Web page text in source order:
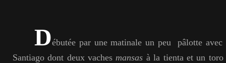
Débutée par une matinale un peu pâlotte
Santiago dont deux vaches mansas à la tienta et un toro